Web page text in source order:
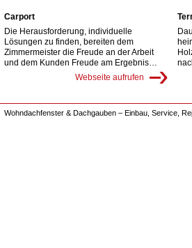
Carport
Die Herausforderung, individuelle
Lösungen zu finden, bereiten dem
Zimmermeister die Freude an der Arbeit
und dem Kunden Freude am Ergebnis…
Webseite aufrufen
Wohndachfenster & Dachgauben – Einbau, Service,